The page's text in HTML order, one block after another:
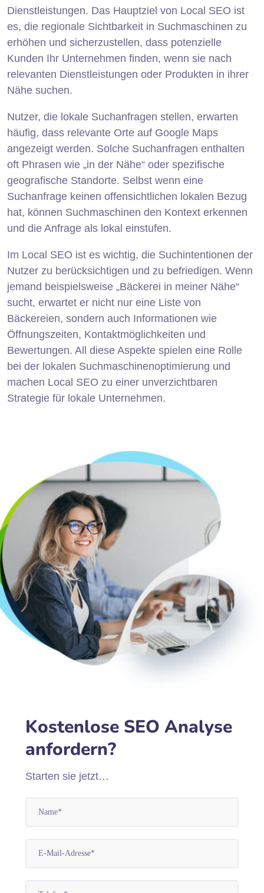
Dienstleistungen. Das Hauptziel von Local SEO ist
es, die regionale Sichtbarkeit in Suchmaschinen zu
erhöhen und sicherzustellen, dass potenzielle
Kunden Ihr Unternehmen finden, wenn sie nach
relevanten Dienstleistungen oder Produkten in ihrer
Nähe suchen.
Nutzer, die lokale Suchanfragen stellen, erwarten
häufig, dass relevante Orte auf Google Maps
angezeigt werden. Solche Suchanfragen enthalten
oft Phrasen wie „in der Nähe“ oder spezifische
geografische Standorte. Selbst wenn eine
Suchanfrage keinen offensichtlichen lokalen Bezug
hat, können Suchmaschinen den Kontext erkennen
und die Anfrage als lokal einstufen.
Im Local SEO ist es wichtig, die Suchintentionen der
Nutzer zu berücksichtigen und zu befriedigen. Wenn
jemand beispielsweise „Bäckerei in meiner Nähe“
sucht, erwartet er nicht nur eine Liste von
Bäckereien, sondern auch Informationen wie
Öffnungszeiten, Kontaktmöglichkeiten und
Bewertungen. All diese Aspekte spielen eine Rolle
bei der lokalen Suchmaschinenoptimierung und
machen Local SEO zu einer unverzichtbaren
Strategie für lokale Unternehmen.
Kostenlose SEO Analyse
anfordern?
Starten sie jetzt…